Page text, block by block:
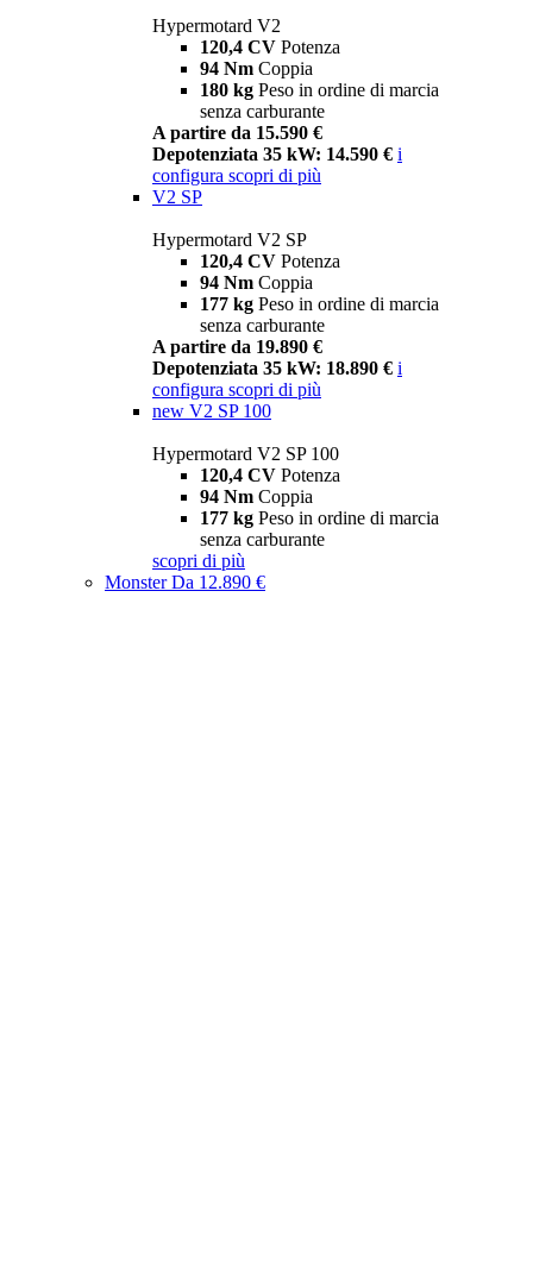
Hypermotard V2
120,4 CV Potenza
94 Nm Coppia
180 kg Peso in ordine di marcia
senza carburante
A partire da 15.590 €
Depotenziata 35 kW: 14.590 € i
configura scopri di più
V2 SP
Hypermotard V2 SP
120,4 CV Potenza
94 Nm Coppia
177 kg Peso in ordine di marcia
senza carburante
A partire da 19.890 €
Depotenziata 35 kW: 18.890 € i
configura scopri di più
new V2 SP 100
Hypermotard V2 SP 100
120,4 CV Potenza
94 Nm Coppia
177 kg Peso in ordine di marcia
senza carburante
scopri di più
MonsterDa 12.890 €